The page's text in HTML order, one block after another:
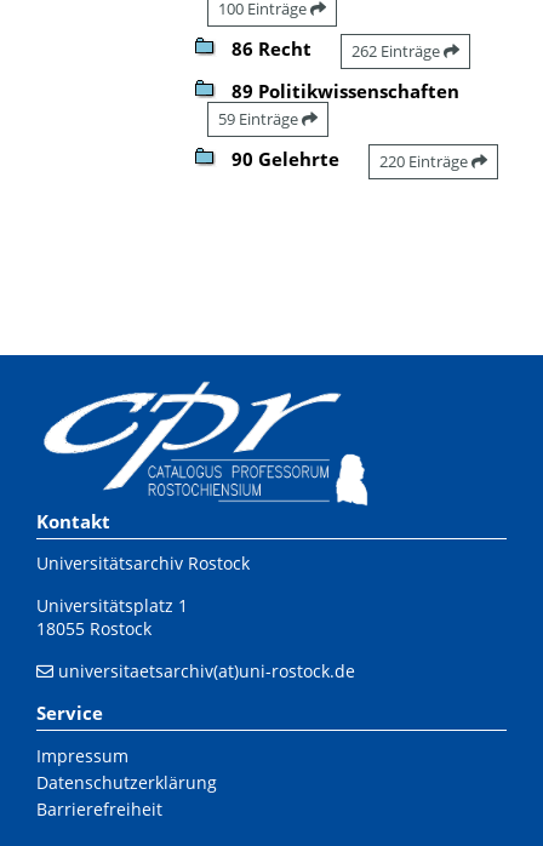
100 Einträge
86 Recht 262 Einträge
89 Politikwissenschaften
59 Einträge
90 Gelehrte 220 Einträge
Kontakt
Universitätsarchiv Rostock
Universitätsplatz 1
18055 Rostock
universitaetsarchiv(at)uni-rostock.de
Service
Impressum
Datenschutzerklärung
Barrierefreiheit